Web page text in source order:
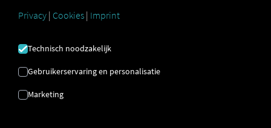
MAN TIPMATIC
OFFROAD
Privacy | Cookies | Imprint
Technisch noodzakelijk
Gebruikerservaring en personalisatie
Marketing